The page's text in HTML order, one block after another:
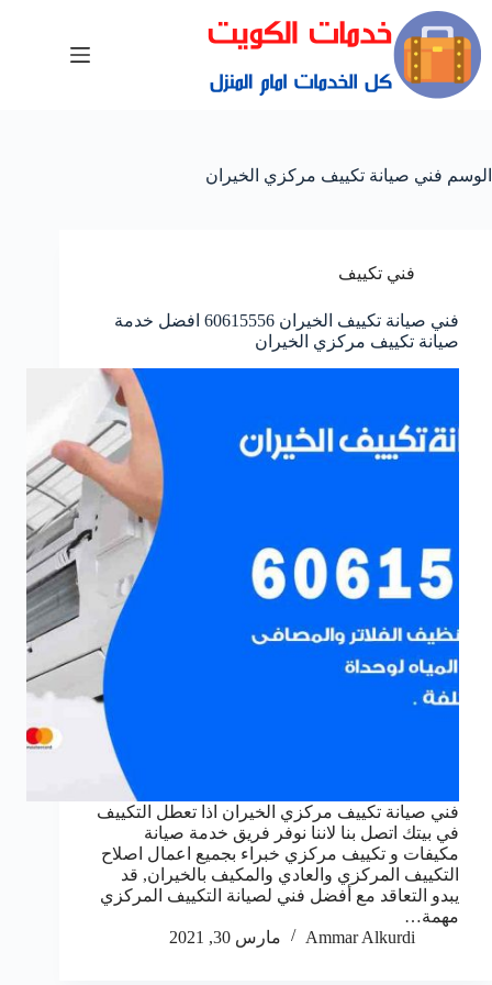
الوسم فني صيانة تكييف مركزي الخيران
فني تكييف
فني صيانة تكييف الخيران 60615556 افضل خدمة
صيانة تكييف مركزي الخيران
فني صيانة تكييف مركزي الخيران اذا تعطل التكييف
في بيتك اتصل بنا لاننا نوفر فريق خدمة صيانة
مكيفات و تكييف مركزي خبراء بجميع اعمال اصلاح
التكييف المركزي والعادي والمكيف بالخيران, قد
يبدو التعاقد مع أفضل فني لصيانة التكييف المركزي
مهمة…
Ammar Alkurdi
مارس 30, 2021